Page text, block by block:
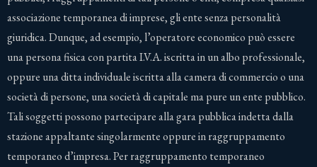
associazione temporanea di imprese, gli ente senza personalità
giuridica. Dunque, ad esempio, l’operatore economico può essere
una persona fisica con partita I.V.A. iscritta in un albo professionale,
oppure una ditta individuale iscritta alla camera di commercio o una
società di persone, una società di capitale ma pure un ente pubblico.
Tali soggetti possono partecipare alla gara pubblica indetta dalla
stazione appaltante singolarmente oppure in raggruppamento
temporaneo d’impresa. Per raggruppamento temporaneo